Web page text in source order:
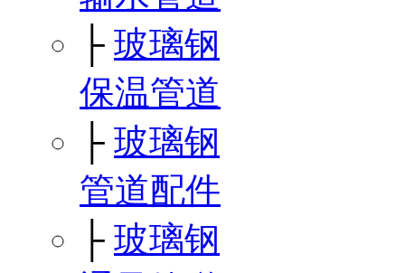
├ 玻璃钢
保温管道
├ 玻璃钢
管道配件
├ 玻璃钢